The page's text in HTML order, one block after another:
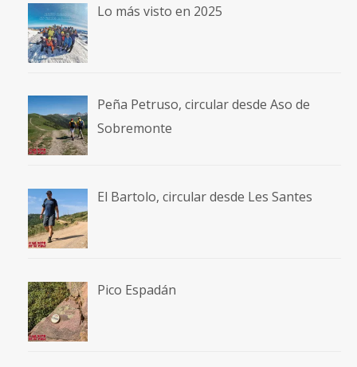
Lo más visto en 2025
Peña Petruso, circular desde Aso de
Sobremonte
El Bartolo, circular desde Les Santes
Pico Espadán